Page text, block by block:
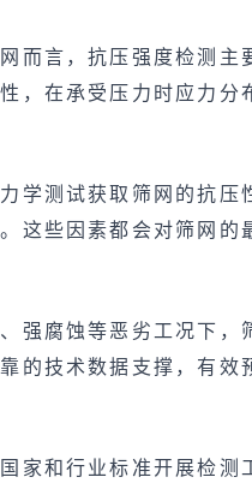
而言，抗压强度检测主
，在承受压力时应力分
学测试获取筛网的抗压
这些因素都会对筛网的
强腐蚀等恶劣工况下，
的技术数据支撑，有效
家和行业标准开展检测